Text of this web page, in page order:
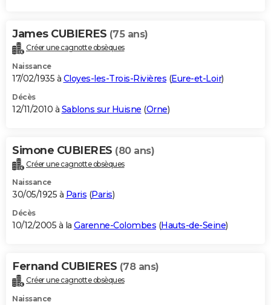
James CUBIERES (75 ans)
Créer une cagnotte obsèques
Naissance
17/02/1935 à Cloyes-les-Trois-Rivières (Eure-et-Loir)
Décès
12/11/2010 à Sablons sur Huisne (Orne)
Simone CUBIERES (80 ans)
Créer une cagnotte obsèques
Naissance
30/05/1925 à Paris (Paris)
Décès
10/12/2005 à la Garenne-Colombes (Hauts-de-Seine)
Fernand CUBIERES (78 ans)
Créer une cagnotte obsèques
Naissance